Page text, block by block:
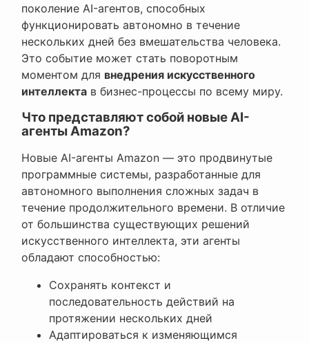
поколение AI-агентов, способных
функционировать автономно в течение
нескольких дней без вмешательства человека.
Это событие может стать поворотным
моментом для внедрения искусственного
интеллекта в бизнес-процессы по всему миру.
Что представляют собой новые AI-
агенты Amazon?
Новые AI-агенты Amazon — это продвинутые
программные системы, разработанные для
автономного выполнения сложных задач в
течение продолжительного времени. В отличие
от большинства существующих решений
искусственного интеллекта, эти агенты
обладают способностью:
Сохранять контекст и
последовательность действий на
протяжении нескольких дней
Адаптироваться к изменяющимся